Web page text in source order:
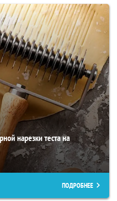
нарезки теста на
ПОДРОБНЕЕ